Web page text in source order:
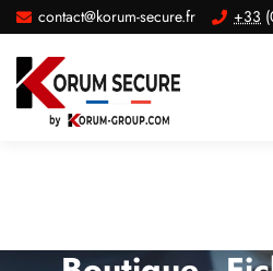
contact@korum-secure.fr +33